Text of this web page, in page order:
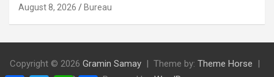
August 8, 2026 Bureau
Copyright © 2026 Gramin Samay Theme by: Theme Horse